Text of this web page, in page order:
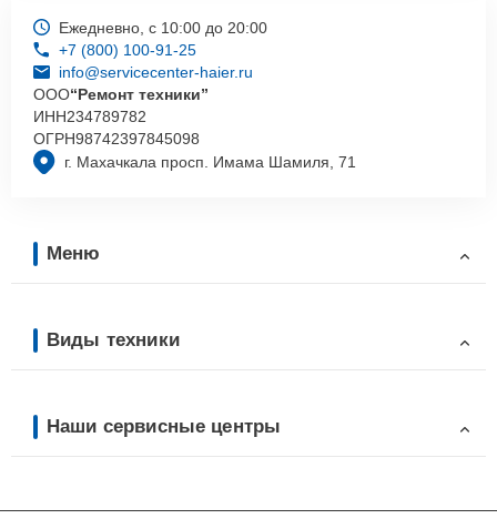
г. Махачкала просп. Имама Шамиля, 71
Ежедневно, с 10:00 до 20:00
+7 (800) 100-91-25
info@servicecenter-haier.ru
ООО“Ремонт техники”
ИНН234789782
ОГРН98742397845098
Меню
Виды техники
Наши сервисные центры